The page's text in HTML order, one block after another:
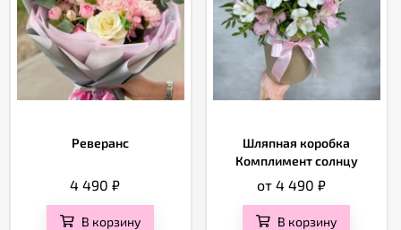
Реверанс
4 490₽
В корзину
Шляпная коробка
Комплимент солнцу
от 4 490 ₽
В корзину